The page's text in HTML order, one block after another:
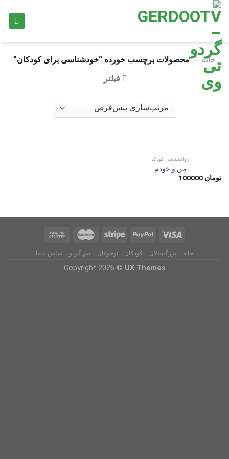
Skip
content
خانه / محصولات برچسب خورده “خودشناسی برای کودکان”
فیلتر
روانشناسی کودک
من و خودم
تومان
خانه بزرگسالان کودکان نوجوانان تیم گردو تماس با ما
Copyright 2026 © UX Themes